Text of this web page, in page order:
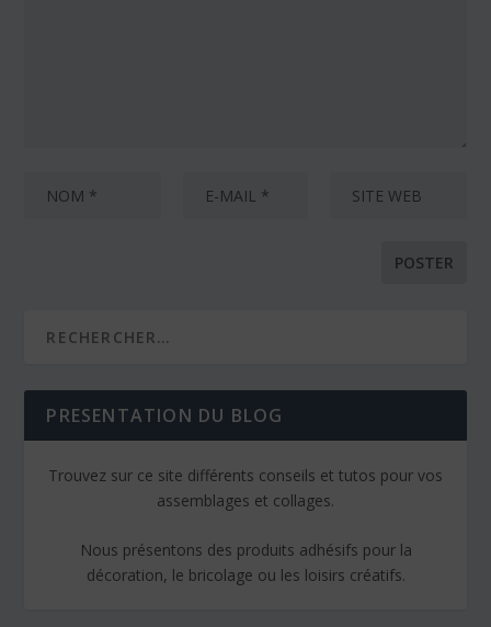
PRESENTATION DU BLOG
Trouvez sur ce site différents conseils et tutos pour vos
assemblages et collages.
Nous présentons des produits adhésifs pour la
décoration, le bricolage ou les loisirs créatifs.